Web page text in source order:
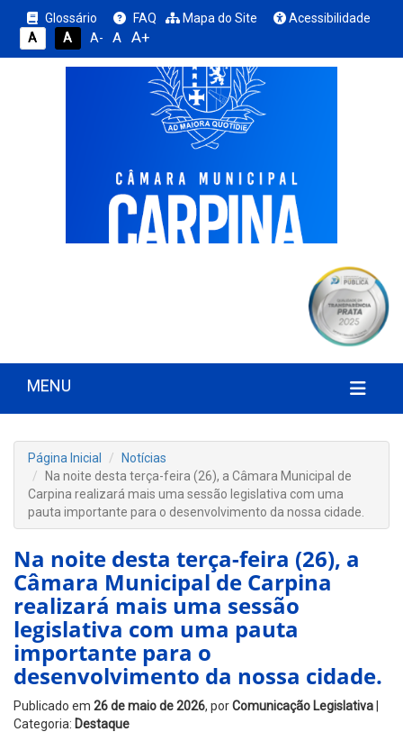
Glossário FAQ Mapa do Site
Acessibilidade
A
A A- A A+
MENU
Página Inicial
Notícias
Na noite desta terça-feira (26), a Câmara Municipal de
Carpina realizará mais uma sessão legislativa com uma
pauta importante para o desenvolvimento da nossa cidade.
Na noite desta terça-feira (26), a
Câmara Municipal de Carpina
realizará mais uma sessão
legislativa com uma pauta
importante para o
desenvolvimento da nossa cidade.
Publicado em 26 de maio de 2026, porComunicação Legislativa
Categoria: Destaque